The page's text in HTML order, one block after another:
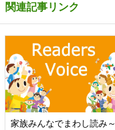
関連記事リンク
家族みんなでまわし読み～